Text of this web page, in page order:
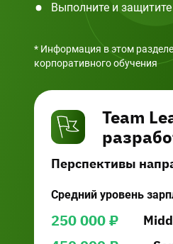
Выполните и
* Информация в этом
корпоративного обучения
Team
Перспективы
Средний уровень
250 000₽